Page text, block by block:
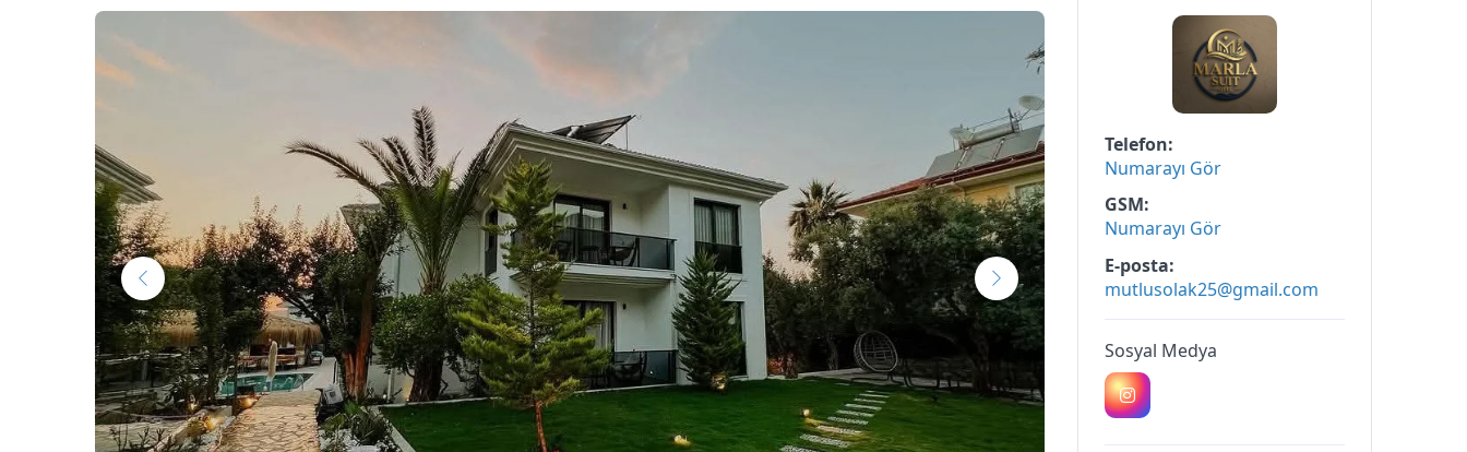
Telefon
Numarayı Gör
GSM
Numarayı Gör
E-posta
mutlusolak25@gmail.com
Sosyal Medya